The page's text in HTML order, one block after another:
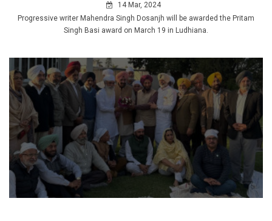
14 Mar, 2024
Progressive writer Mahendra Singh Dosanjh will be awarded the Pritam
Singh Basi award on March 19 in Ludhiana.